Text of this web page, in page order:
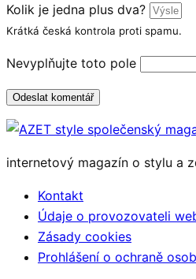
Kolik je jedna plus dva?
Krátká česká kontrola proti spamu.
Nevyplňujte toto pole
Odeslat komentář
internetový magazín o stylu a
Kontakt
Údaje o provozovateli
Zásady cookies
Prohlášení o ochraně